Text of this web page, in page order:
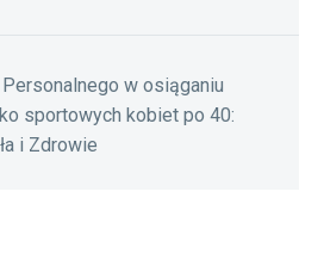
Personalnego w osiąganiu
sportowych kobiet po 40:
i Zdrowie